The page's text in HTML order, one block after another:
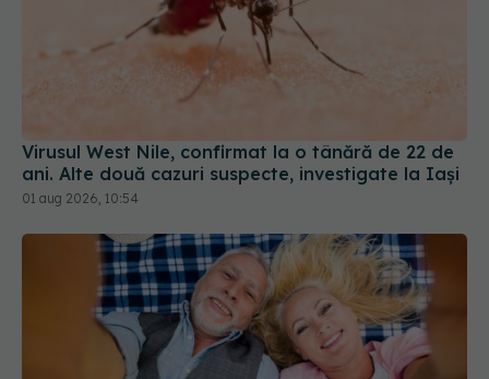
Virusul West Nile, confirmat la o tânără de 22 de
ani. Alte două cazuri suspecte, investigate la Iași
01 aug 2026, 10:54